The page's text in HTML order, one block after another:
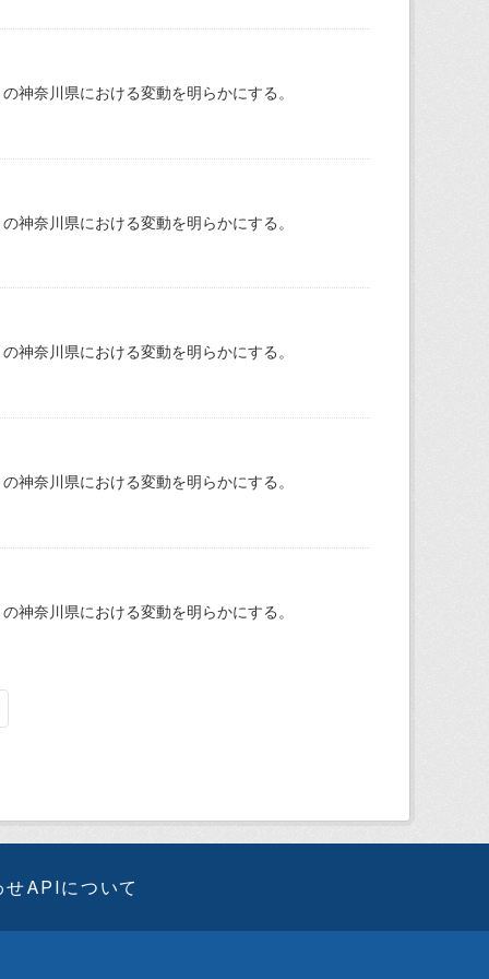
神奈川県における変動を明らかにする。
神奈川県における変動を明らかにする。
神奈川県における変動を明らかにする。
神奈川県における変動を明らかにする。
神奈川県における変動を明らかにする。
せAPIについて